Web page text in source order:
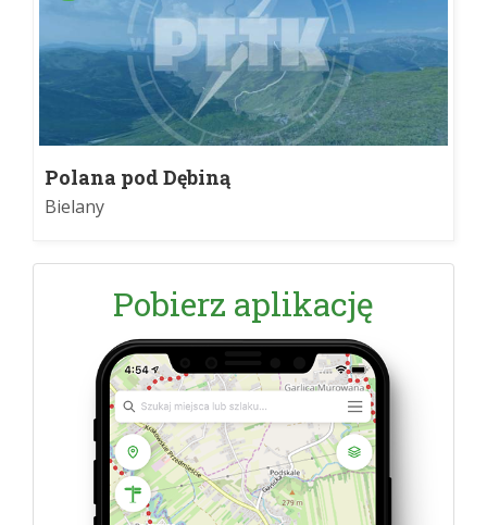
Polana pod Dębiną
Bielany
Pobierz aplikację